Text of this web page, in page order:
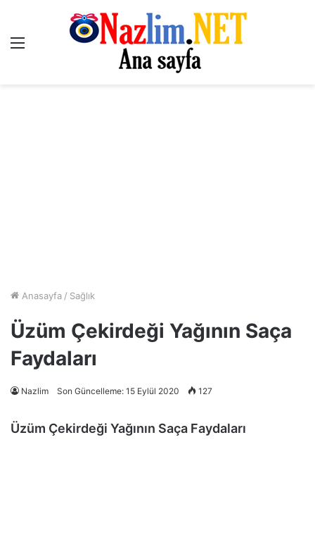
Menü
Anasayfa / Sağlık
Üzüm Çekirdeği Yağının Saça
Faydaları
Nazlim Son Güncelleme: 15 Eylül 2020 127
Üzüm Çekirdeği Yağının Saça Faydaları